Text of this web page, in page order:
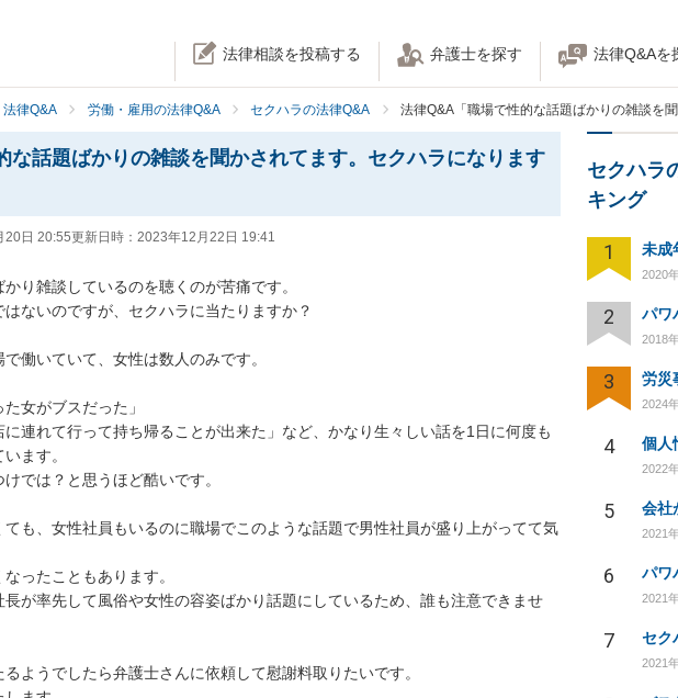
法律相談を投稿する 弁護士を探す 法律Q&Aを
法律Q&A 労働・雇用の法律Q&A セクハラの法律Q&A 法律Q&A「職場で性的な話題ばかりの雑談を
な話題ばかりの雑談を聞かされてます。セクハラになります
20日 20:55更新日時： 2023年12月22日 19:41
り雑談しているのを聴くのが苦痛です。
ないのですが、セクハラに当たりますか？
働いていて、女性は数人のみです。
女がブスだった」
に連れて行って持ち帰ることが出来た」など、かなり生々しい話を1日に何度も
ます。
では？と思うほど酷いです。
も、女性社員もいるのに職場でこのような話題で男性社員が盛り上がってて気
ったこともあります。
長が率先して風俗や女性の容姿ばかり話題にしているため、誰も注意できませ
ようでしたら弁護士さんに依頼して慰謝料取りたいです。
セクハラ
キング
1
2020
2
2018
3
2024
4
2022
5
2021
6
2021
7
2021